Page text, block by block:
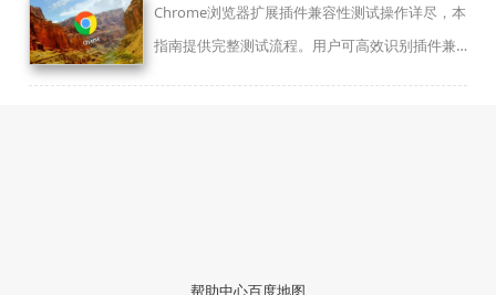
Chrome浏览器扩展插件兼容性测试操作详尽，本
指南提供完整测试流程。用户可高效识别插件兼
帮助中心百度地图